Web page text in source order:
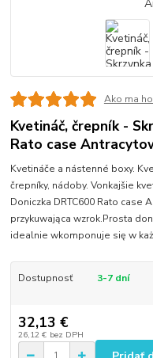
Ako ma
Kvetináč, črepník -
Rato case
Kvetináče a nástenné boxy.
črepníky, nádoby. Vonkajšie
Doniczka DRTC600 Rato case
przykuwająca wzrok.Prosta
idealnie wkomponuje się w
Dostupnosť 3-7 dní
32,13 €
26,12 € bez DPH